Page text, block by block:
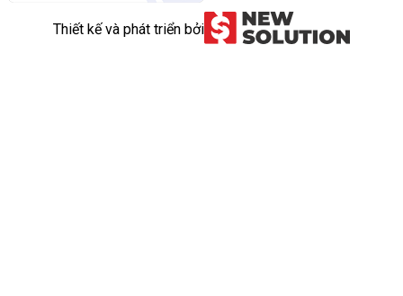
Thiết kế và phát triển bởi